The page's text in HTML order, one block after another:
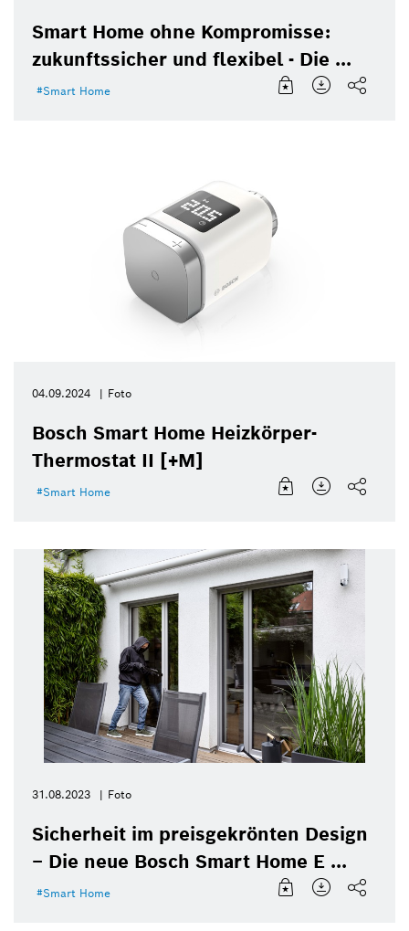
Smart Home ohne Kompromisse:
zukunftssicher und flexibel - Die ...
Smart Home
04.09.2024 Foto
Bosch Smart Home Heizkörper-
Thermostat II [+M]
Smart Home
31.08.2023 Foto
Sicherheit im preisgekrönten Design
– Die neue Bosch Smart Home E ...
Smart Home